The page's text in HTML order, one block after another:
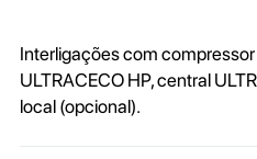
Interligações com
ULTRACECO HP, central
local (opcional).